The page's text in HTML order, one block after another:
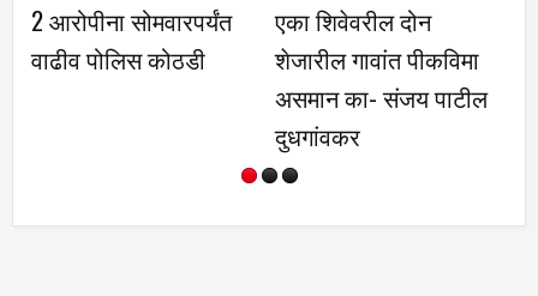
सोमवारपर्यंत
कोठडी
एका शिवेवरील दोन
शेजारील गावांत पीकविमा
असमान का- संजय पाटील
हटवले;
झाला मोकळा